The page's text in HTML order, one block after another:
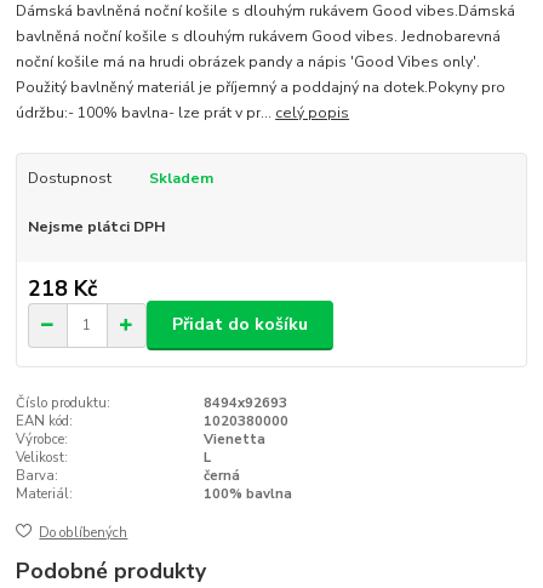
Dámská bavlněná noční košile s dlouhým rukávem Good vibes.Dámská
bavlněná noční košile s dlouhým rukávem Good vibes. Jednobarevná
noční košile má na hrudi obrázek pandy a nápis 'Good Vibes only'.
Použitý bavlněný materiál je příjemný a poddajný na dotek.Pokyny pro
údržbu:- 100% bavlna- lze prát v pr... celý popis
Dostupnost Skladem
Nejsme plátci DPH
218 Kč
Přidat do košíku
Číslo produktu:
8494x92693
EAN kód:
1020380000
Výrobce:
Vienetta
Velikost:
L
Barva:
černá
Materiál:
100% bavlna
Do oblíbených
Podobné produkty